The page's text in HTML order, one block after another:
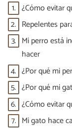
1. ¿Cómo evitar
2. Repelentes
3. Mi perro está
hacer
4. ¿Por qué mi
5. ¿Por qué mi
6. ¿Cómo evitar
7. Mi gato hace